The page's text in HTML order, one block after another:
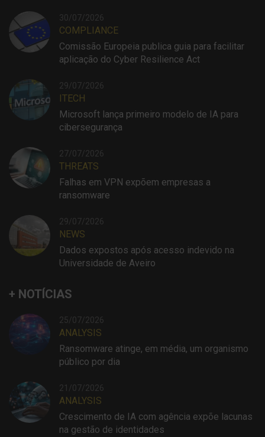
30/07/2026
COMPLIANCE
Comissão Europeia publica guia para facilitar
aplicação do Cyber Resilience Act
29/07/2026
ITECH
Microsoft lança primeiro modelo de IA para
cibersegurança
27/07/2026
THREATS
Falhas em VPN expõem empresas a
ransomware
29/07/2026
NEWS
Dados expostos após acesso indevido na
Universidade de Aveiro
+ NOTÍCIAS
25/07/2026
ANALYSIS
Ransomware atinge, em média, um organismo
público por dia
21/07/2026
ANALYSIS
Crescimento de IA com agência expõe lacunas
na gestão de identidades